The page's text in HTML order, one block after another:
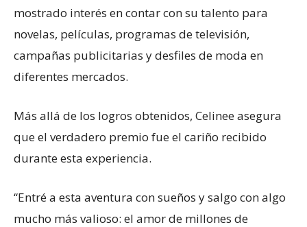
mostrado interés en contar con su talento para
novelas, películas, programas de televisión,
campañas publicitarias y desfiles de moda en
diferentes mercados.
Más allá de los logros obtenidos, Celinee asegura
que el verdadero premio fue el cariño recibido
durante esta experiencia.
“Entré a esta aventura con sueños y salgo con algo
mucho más valioso: el amor de millones de